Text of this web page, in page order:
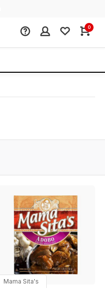
0
Mama Sita's